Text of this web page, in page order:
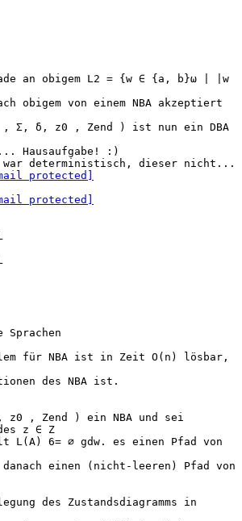
an obigem L2 = {w ∈ {a, b}ω | |w
obigem von einem NBA akzeptiert
, Σ, δ, z0 , Zend ) ist nun ein DBA
Hausaufgabe! :)
war deterministisch, dieser nicht...
protected]
protected]
Sprachen
für NBA ist in Zeit O(n) lösbar,
des NBA ist.
, Zend ) ein NBA und sei
z ∈ Z
L(A) 6= ∅ gdw. es einen Pfad von
einen (nicht-leeren) Pfad von
des Zustandsdiagramms in